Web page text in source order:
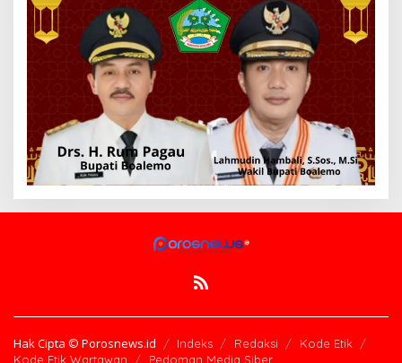
Hak Cipta © Porosnews.id Indeks Redaksi
Kode Etik
Kode Etik Wartawan
Pedoman Media Siber